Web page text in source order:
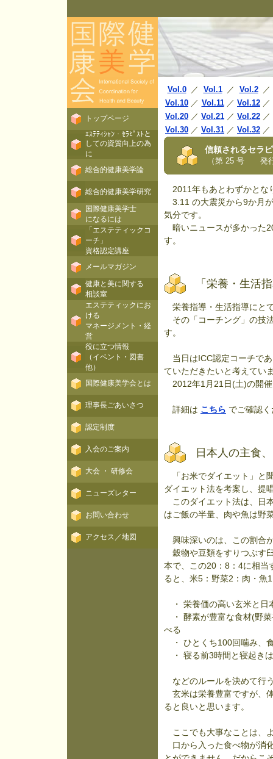
Vol.0 ／ Vol.1 ／ Vol.2
／
Vol.10 ／ Vol.11 ／ Vol.12 ／
Vol.20 ／ Vol.21 ／ Vol.22 ／
Vol.30 ／ Vol.31 ／ Vol.32 ／
信頼されるセラ
（第 25 号 発
2011年もあとわずかとな
3.11 の大震災から9か月
気分です。
暗いニュースが多かった
す。
「栄養・生活
栄養指導・生活指導にと
その「コーチング」の技
す。
当日はICC認定コーチで
ていただきたいと考えてい
2012年1月21日(土)の開
詳細は こちら でご確認
日本人の主食
「お米でダイエット」と
ダイエット法を考案し、提
このダイエット法は、日
はご飯の半量、肉や魚は野
興味深いのは、この割合
穀物や豆類をすりつぶす
本で、この20：8：4に相当
ると、米5：野菜2：肉・魚
・ 栄養価の高い玄米と日
・ 酵素が豊富な食材(野菜
べる
・ ひとくち100回噛み、
・ 寝る前3時間と寝起き
などのルールを決めて行
玄米は栄養豊富ですが、
ると良いと思います。
ここでも大事なことは、
口から入った食べ物が消
トップページ
ｴｽﾃﾃｨｼｬﾝ・ｾﾗﾋﾟｽﾄと
しての資質向上の為
に
総合的健康美学論
総合的健康美学研究
国際健康美学士
になるには
「エステティックコ
ーチ」
資格認定講座
メールマガジン
健康と美に関する
相談室
エステティックにお
ける
マネージメント・経
営
役に立つ情報
（イベント・図書
他）
国際健康美学会とは
理事長ごあいさつ
認定制度
入会のご案内
大会 ・ 研修会
ニューズレター
お問い合わせ
アクセス／地図